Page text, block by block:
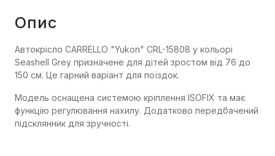
Опис
Автокрісло CARRELLO "Yukon" CRL-15808 у кольорі
Seashell Grey призначене для дітей зростом від 76 до
150 см. Це гарний варіант для поїздок.
Модель оснащена системою кріплення ISOFIX та має
функцію регулювання нахилу. Додатково передбачений
підсклянник для зручності.